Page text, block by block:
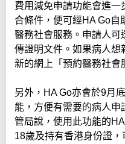
費用減免申請功能會進一
合條件，便可經HA Go自
醫務社會服務。申請人可
傳證明文件。如果病人想
新的網上「預約醫務社會
另外，HA Go亦會於9月
能，方便有需要的病人
管局說，使用此功能的
18歲及持有香港身份證